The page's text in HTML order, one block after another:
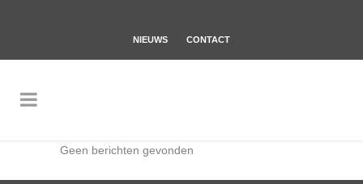
NIEUWS CONTACT
Geen berichten gevonden